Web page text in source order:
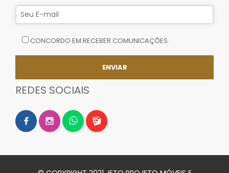
CONCORDO EM RECEBER COMUNICAÇÕES.
REDES SOCIAIS